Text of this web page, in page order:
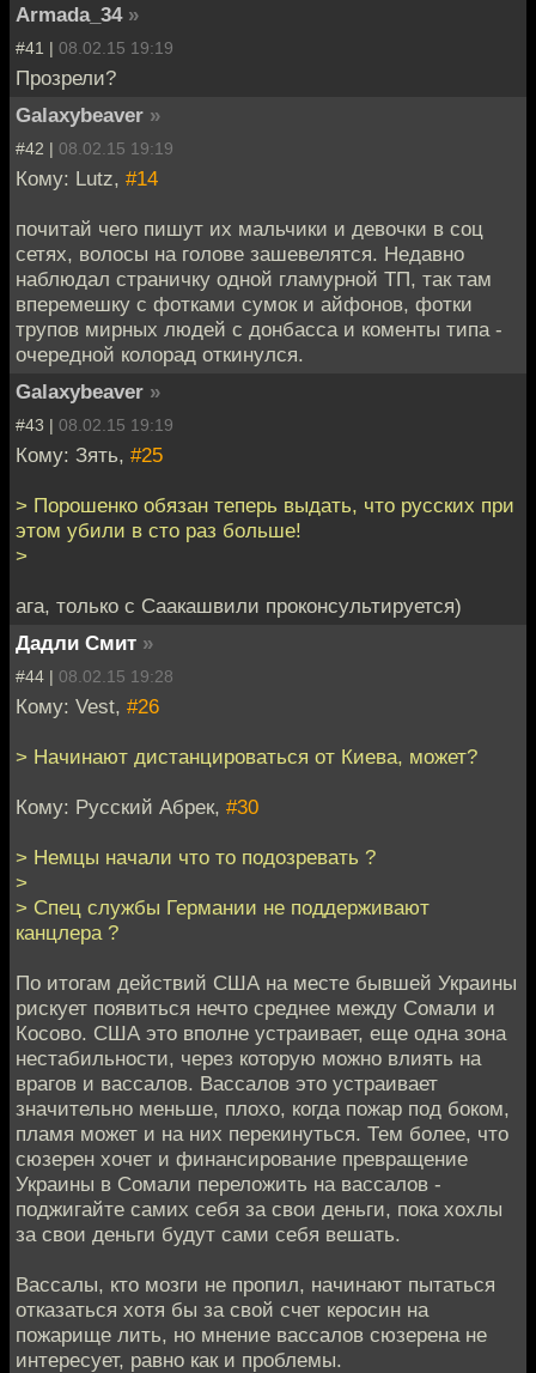
Armada_34 »
#41 | 08.02.15 19:19
Прозрели?
Galaxybeaver »
#42 | 08.02.15 19:19
Кому: Lutz, #14
почитай чего пишут их мальчики и девочки в соц
сетях, волосы на голове зашевелятся. Недавно
наблюдал страничку одной гламурной ТП, так там
вперемешку с фотками сумок и айфонов, фотки
трупов мирных людей с донбасса и коменты типа -
очередной колорад откинулся.
Galaxybeaver »
#43 | 08.02.15 19:19
Кому: Зять, #25
> Порошенко обязан теперь выдать, что русских при
этом убили в сто раз больше!
>
ага, только с Саакашвили проконсультируется)
Дадли Смит »
#44 | 08.02.15 19:28
Кому: Vest, #26
> Начинают дистанцироваться от Киева, может?
Кому: Русский Абрек, #30
> Немцы начали что то подозревать ?
>
> Спец службы Германии не поддерживают
канцлера ?
По итогам действий США на месте бывшей Украины
рискует появиться нечто среднее между Сомали и
Косово. США это вполне устраивает, еще одна зона
нестабильности, через которую можно влиять на
врагов и вассалов. Вассалов это устраивает
значительно меньше, плохо, когда пожар под боком,
пламя может и на них перекинуться. Тем более, что
сюзерен хочет и финансирование превращение
Украины в Сомали переложить на вассалов -
поджигайте самих себя за свои деньги, пока хохлы
за свои деньги будут сами себя вешать.
Вассалы, кто мозги не пропил, начинают пытаться
отказаться хотя бы за свой счет керосин на
пожарище лить, но мнение вассалов сюзерена не
интересует, равно как и проблемы.